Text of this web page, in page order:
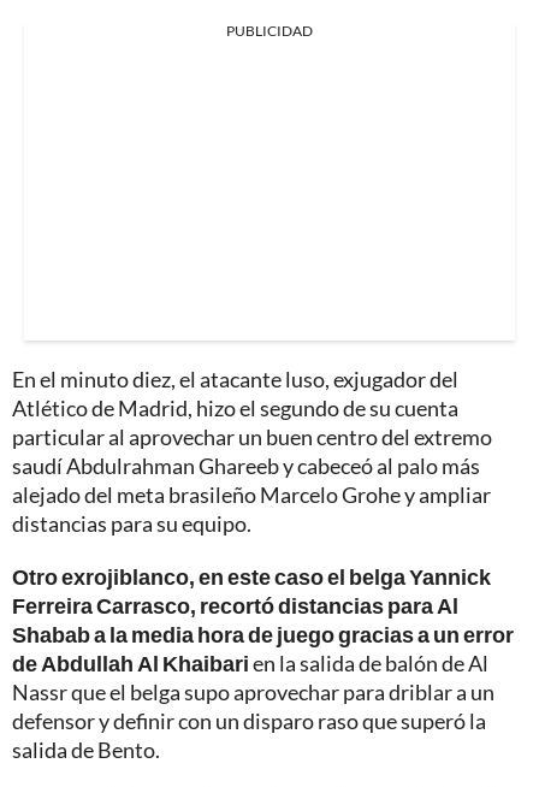
PUBLICIDAD
En el minuto diez, el atacante luso, exjugador del
Atlético de Madrid, hizo el segundo de su cuenta
particular al aprovechar un buen centro del extremo
saudí Abdulrahman Ghareeb y cabeceó al palo más
alejado del meta brasileño Marcelo Grohe y ampliar
distancias para su equipo.
Otro exrojiblanco, en este caso el belga Yannick
Ferreira Carrasco, recortó distancias para Al
Shabab a la media hora de juego gracias a un error
de Abdullah Al Khaibarien la salida de balón de Al
Nassr que el belga supo aprovechar para driblar a un
defensor y definir con un disparo raso que superó la
salida de Bento.